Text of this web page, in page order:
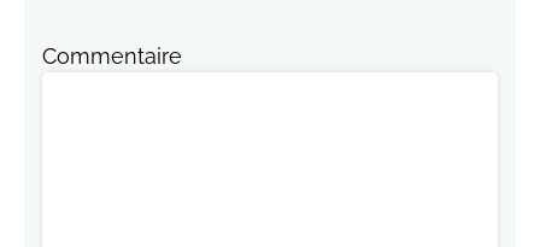
Commentaire